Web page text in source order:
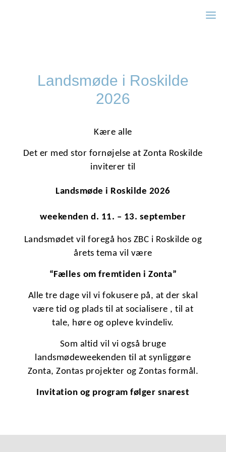
Landsmøde i Roskilde
2026
Kære alle
Det er med stor fornøjelse at Zonta Roskilde
inviterer til
Landsmøde i Roskilde 2026
weekenden d. 11. – 13. september
Landsmødet vil foregå hos ZBC i Roskilde og
årets tema vil være
“Fælles om fremtiden i Zonta”
Alle tre dage vil vi fokusere på, at der skal
være tid og plads til at socialisere , til at
tale, høre og opleve kvindeliv.
Som altid vil vi også bruge
landsmødeweekenden til at synliggøre
Zonta, Zontas projekter og Zontas formål.
Invitation og program følger snarest